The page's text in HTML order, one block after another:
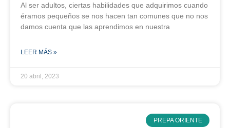
Al ser adultos, ciertas habilidades que adquirimos cuando
éramos pequeños se nos hacen tan comunes que no nos
damos cuenta que las aprendimos en nuestra
LEER MÁS »
20 abril, 2023
PREPA ORIENTE